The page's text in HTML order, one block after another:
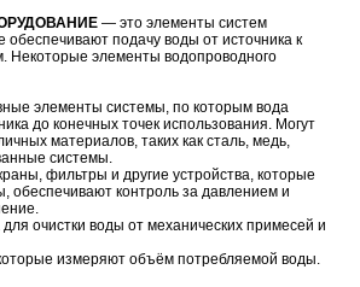
— это элементы систем
подачу воды от источника к
Некоторые элементы водопроводного
элементы системы, по которым вода
до конечных точек использования. Могут
материалов, таких как сталь, медь,
системы.
фильтры и другие устройства, которые
обеспечивают контроль за давлением и
очистки воды от механических примесей и
измеряют объём потребляемой воды.